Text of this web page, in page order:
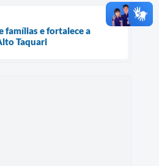
famílias e fortalece a
Taquari